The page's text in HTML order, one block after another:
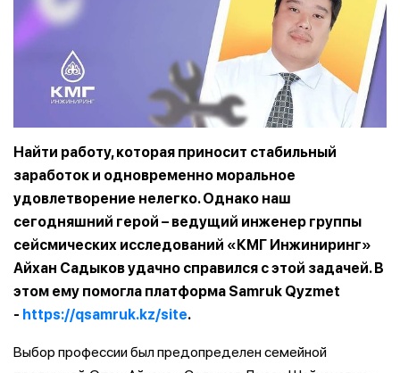
Найти работу, которая приносит стабильный
заработок и одновременно моральное
удовлетворение нелегко. Однако наш
сегодняшний герой – ведущий инженер группы
сейсмических исследований «КМГ Инжиниринг»
Айхан Садыков удачно справился с этой задачей. В
этом ему помогла платформа Samruk Qyzmet
- https://qsamruk.kz/site.
Выбор профессии был предопределен семейной